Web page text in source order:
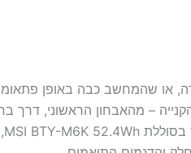
או שהמחשב כבה באופן
– מהאבחון הראשוני, דרך
הסוללה המתאימה, ההתקנה, ועד למיחזור הסוללה הישנה בישראל. נתמקד בסוללת MSI BTY-M6K 52.4Wh,